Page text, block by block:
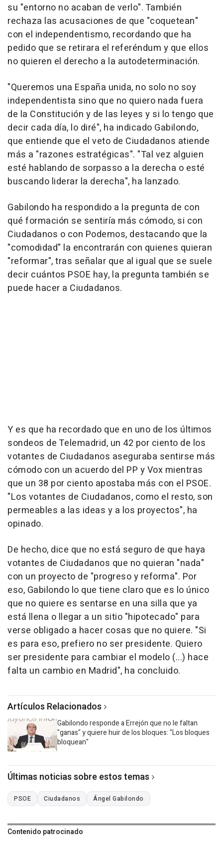
su "entorno no acaban de verlo". También
rechaza las acusaciones de que "coquetean"
con el independentismo, recordando que ha
pedido que se retirara el referéndum y que ellos
no quieren el derecho a la autodeterminación.
"Queremos una España unida, no solo no soy
independentista sino que no quiero nada fuera
de la Constitución y de las leyes y si lo tengo que
decir cada día, lo diré", ha indicado Gabilondo,
que entiende que el veto de Ciudadanos atiende
más a "razones estratégicas". "Tal vez alguien
esté hablando de sorpasso a la derecha o esté
buscando liderar la derecha", ha lanzado.
Gabilondo ha respondido a la pregunta de con
qué formación se sentiría más cómodo, si con
Ciudadanos o con Podemos, destacando que la
"comodidad" la encontrarán con quienes quieran
"reformar", tras señalar que al igual que se suele
decir cuántos PSOE hay, la pregunta también se
puede hacer a Ciudadanos.
Y es que ha recordado que en uno de los últimos
sondeos de Telemadrid, un 42 por ciento de los
votantes de Ciudadanos aseguraba sentirse más
cómodo con un acuerdo del PP y Vox mientras
que un 38 por ciento apostaba más con el PSOE.
"Los votantes de Ciudadanos, como el resto, son
permeables a las ideas y a los proyectos", ha
opinado.
De hecho, dice que no está seguro de que haya
votantes de Ciudadanos que no quieran "nada"
con un proyecto de "progreso y reforma". Por
eso, Gabilondo lo que tiene claro que es lo único
que no quiere es sentarse en una silla que ya
está llena o llegar a un sitio "hipotecado" para
verse obligado a hacer cosas que no quiere. "Si
es para eso, prefiero no ser presidente. Quiero
ser presidente para cambiar el modelo (...) hace
falta un cambio en Madrid", ha concluido.
Artículos Relacionados
Gabilondo responde a Errejón que no le faltan
"ganas" y quiere huir de los bloques: "Los bloques
bloquean"
Últimas noticias sobre estos temas
PSOE Ciudadanos Ángel Gabilondo
Contenido patrocinado